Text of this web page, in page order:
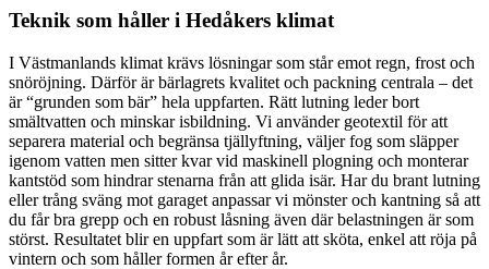
Teknik som håller i Hedåkers klimat
I Västmanlands klimat krävs lösningar som står emot regn, frost och
snöröjning. Därför är bärlagrets kvalitet och packning centrala – det
är “grunden som bär” hela uppfarten. Rätt lutning leder bort
smältvatten och minskar isbildning. Vi använder geotextil för att
separera material och begränsa tjällyftning, väljer fog som släpper
igenom vatten men sitter kvar vid maskinell plogning och monterar
kantstöd som hindrar stenarna från att glida isär. Har du brant lutning
eller trång sväng mot garaget anpassar vi mönster och kantning så att
du får bra grepp och en robust låsning även där belastningen är som
störst. Resultatet blir en uppfart som är lätt att sköta, enkel att röja på
vintern och som håller formen år efter år.